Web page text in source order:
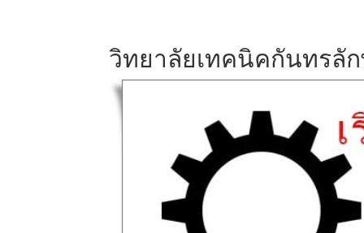
วิทยาลัยเทคนิคกันทรลั